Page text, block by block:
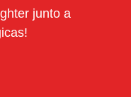
junto a